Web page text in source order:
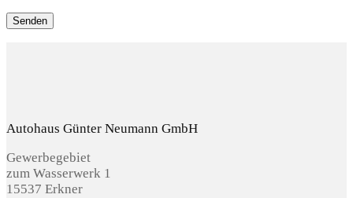
Autohaus Günter Neumann GmbH
Gewerbegebiet
zum Wasserwerk 1
15537 Erkner